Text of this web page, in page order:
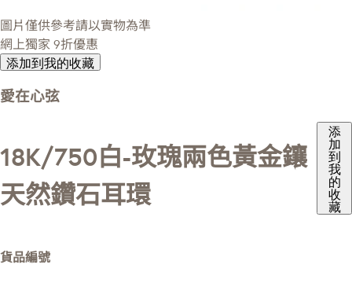
圖片僅供參考請以實物為準
網上獨家 9折優惠
添加到我的收藏
愛在心弦
18K/750白-玫瑰兩色黃金鑲
天然鑽石耳環
添
加
到
我
的
收
藏
貨品編號